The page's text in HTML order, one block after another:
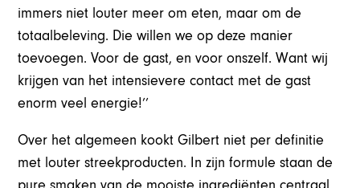
immers niet louter meer om eten, maar om de
totaalbeleving. Die willen we op deze manier
toevoegen. Voor de gast, en voor onszelf. Want wij
krijgen van het intensievere contact met de gast
enorm veel energie!’’
Over het algemeen kookt Gilbert niet per definitie
met louter streekproducten. In zijn formule staan de